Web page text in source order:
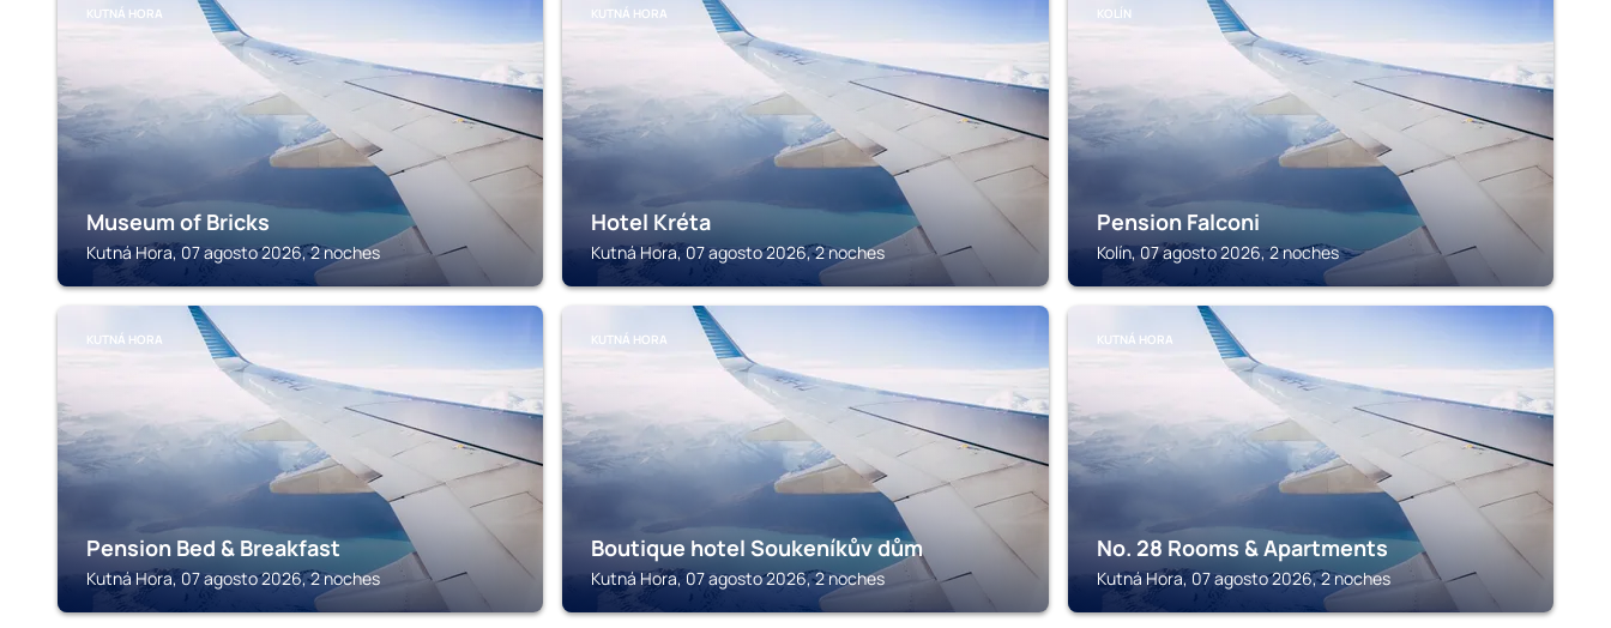
KUTNÁ HORA
Museum of Bricks
Kutná Hora, 07 agosto 2026, 2 noches
KUTNÁ HORA
Hotel Kréta
Kutná Hora, 07 agosto 2026, 2 noches
KOLÍN
Pension Falconi
Kolín, 07 agosto 2026, 2 noches
KUTNÁ HORA
Pension Bed & Breakfast
Kutná Hora, 07 agosto 2026, 2 noches
KUTNÁ HORA
Boutique hotel Soukeníkův dům
Kutná Hora, 07 agosto 2026, 2 noches
KUTNÁ HORA
No. 28 Rooms & Apartments
Kutná Hora, 07 agosto 2026, 2 noches